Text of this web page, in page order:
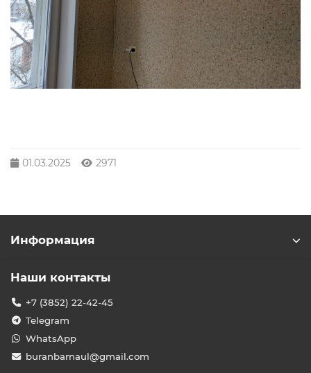
01.03.2025 2971
Информация
Наши контакты
+7 (3852) 22-42-45
Telegram
WhatsApp
buranbarnaul@gmail.com